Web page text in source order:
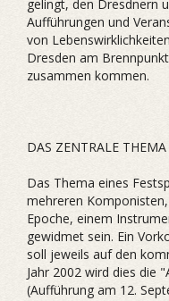
gelingt, den Dresdnern
Aufführungen und
von
Dresden am
zusammen kommen.
DAS ZENTRALE THEMA
Das Thema eines
mehreren
Epoche, einem
gewidmet sein. Ein
soll jeweils auf den
Jahr 2002 wird dies die
(Aufführung am 12.